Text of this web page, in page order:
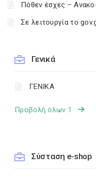
Πόθεν έσχες –
Σε λειτουργία το
Γενικά
ΓΕΝΙΚΑ
Προβολή όλων 1
Σύσταση e-shop